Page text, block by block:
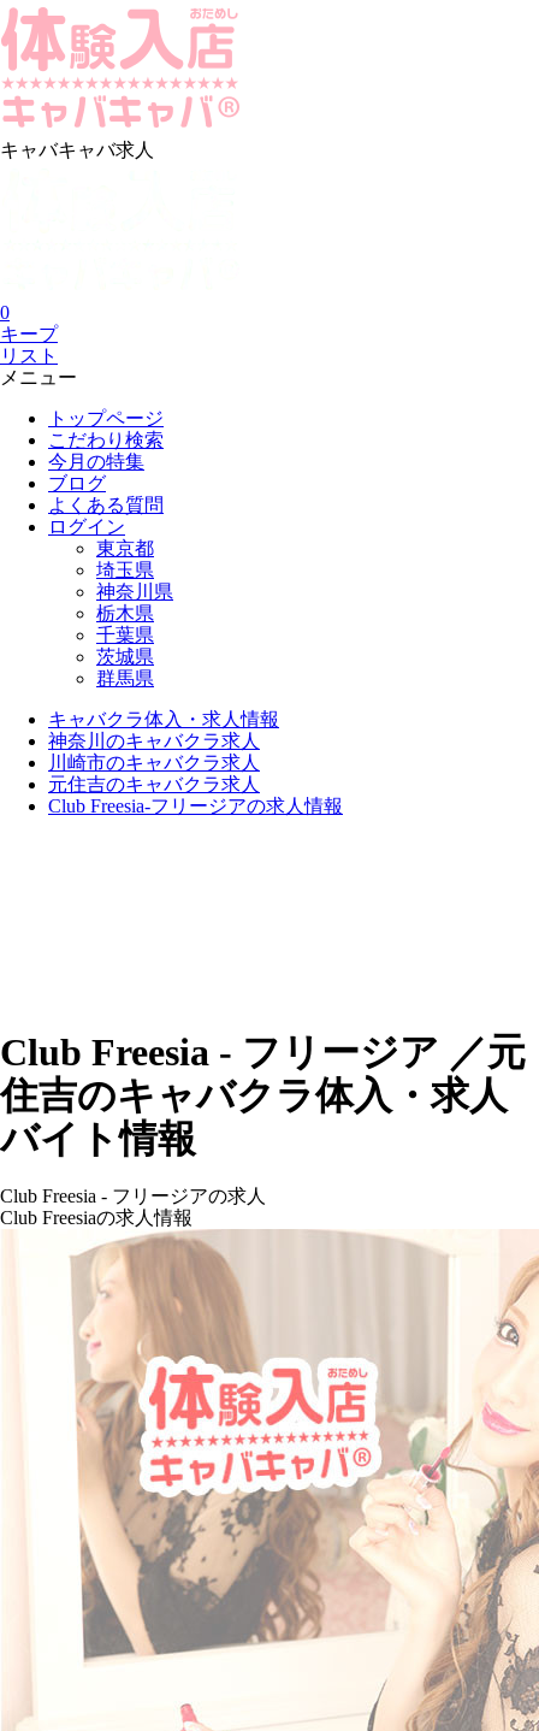
キャバキャバ求人
0
キープ
リスト
メニュー
トップページ
こだわり検索
今月の特集
ブログ
よくある質問
ログイン
東京都
埼玉県
神奈川県
栃木県
千葉県
茨城県
群馬県
キャバクラ体入・求人情報
神奈川のキャバクラ求人
川崎市のキャバクラ求人
元住吉のキャバクラ求人
Club Freesia-フリージアの求人情報
Club Freesia - フリージア ／元
住吉のキャバクラ体入・求人
バイト情報
Club Freesia - フリージアの求人
Club Freesiaの求人情報